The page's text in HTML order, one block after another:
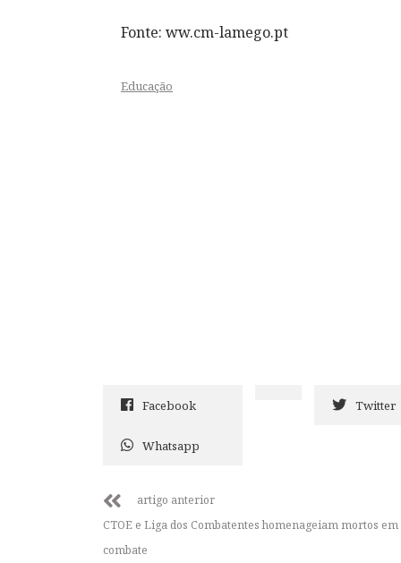
Fonte: ww.cm-lamego.pt
Educação
Facebook Twitter
Whatsapp
artigo anterior
CTOE e Liga dos Combatentes homenageiam mortos em
combate